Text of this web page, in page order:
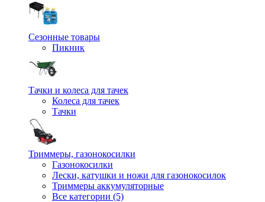
Сезонные товары
Пикник
Тачки и колеса для тачек
Колеса для тачек
Тачки
Триммеры, газонокосилки
Газонокосилки
Лески, катушки и ножи для газонокосилок
Триммеры аккумуляторные
Все категории (5)